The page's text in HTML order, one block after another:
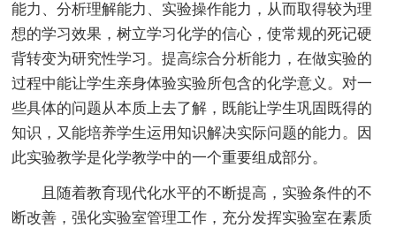
能力、分析理解能力、实验操作能力，从而取得较为理
想的学习效果，树立学习化学的信心，使常规的死记硬
背转变为研究性学习。提高综合分析能力，在做实验的
过程中能让学生亲身体验实验所包含的化学意义。对一
些具体的问题从本质上去了解，既能让学生巩固既得的
知识，又能培养学生运用知识解决实际问题的能力。因
此实验教学是化学教学中的一个重要组成部分。
且随着教育现代化水平的不断提高，实验条件的不
断改善，强化实验室管理工作，充分发挥实验室在素质